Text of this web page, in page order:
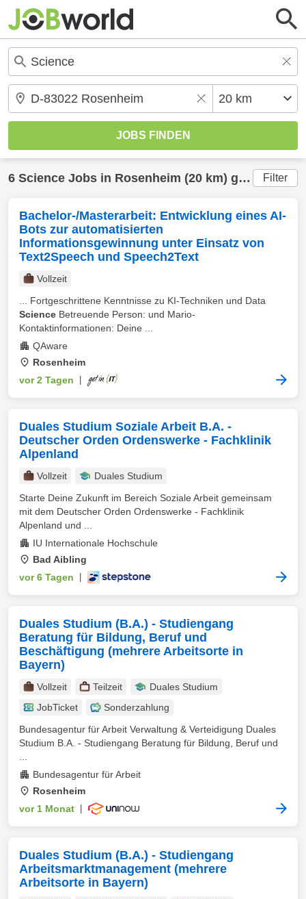
6 Science Jobs in Rosenheim (20 km) gefunden Filter
Bachelor-/Masterarbeit: Entwicklung eines AI-
Bots zur automatisierten
Informationsgewinnung unter Einsatz von
Text2Speech und Speech2Text
Vollzeit
... Fortgeschrittene Kenntnisse zu KI-Techniken und Data
Science Betreuende Person: und Mario-
Kontaktinformationen: Deine ...
QAware
Rosenheim
vor 2 Tagen
Duales Studium Soziale Arbeit B.A. -
Deutscher Orden Ordenswerke - Fachklinik
Alpenland
Vollzeit
Duales Studium
Starte Deine Zukunft im Bereich Soziale Arbeit gemeinsam
mit dem Deutscher Orden Ordenswerke - Fachklinik
Alpenland und ...
IU Internationale Hochschule
Bad Aibling
vor 6 Tagen
Duales Studium (B.A.) - Studiengang
Beratung für Bildung, Beruf und
Beschäftigung (mehrere Arbeitsorte in
Bayern)
Vollzeit Teilzeit
Duales Studium
JobTicket
Sonderzahlung
Bundesagentur für Arbeit Verwaltung & Verteidigung Duales
Studium B.A. - Studiengang Beratung für Bildung, Beruf und
Bundesagentur für Arbeit
Rosenheim
vor 1 Monat
Duales Studium (B.A.) - Studiengang
Arbeitsmarktmanagement (mehrere
Arbeitsorte in Bayern)